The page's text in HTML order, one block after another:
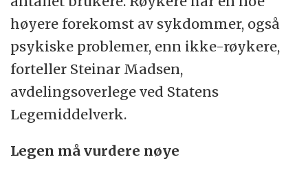
høyere forekomst av sykdommer, også
psykiske problemer, enn ikke-røykere,
forteller Steinar Madsen,
avdelingsoverlege ved Statens
Legemiddelverk.
Legen må vurdere nøye